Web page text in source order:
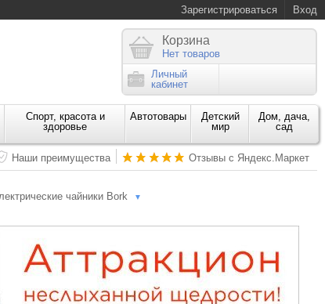
Зарегистрироваться Вход
Корзина
Нет товаров
Личный
кабинет
Спорт, красота и
здоровье
Автотовары
Детский
мир
Дом, дача,
сад
Наши преимущества Отзывы с Яндекс.Маркет
чайники Bork ▼